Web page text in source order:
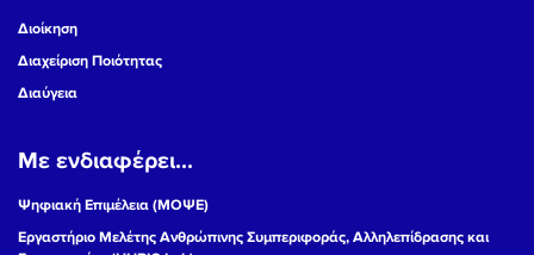
Διοίκηση
Διαχείριση Ποιότητας
Διαύγεια
Με ενδιαφέρει...
Ψηφιακή Επιμέλεια (ΜΟΨΕ)
Εργαστήριο Μελέτης Ανθρώπινης Συμπεριφοράς, Αλληλεπίδρασης και